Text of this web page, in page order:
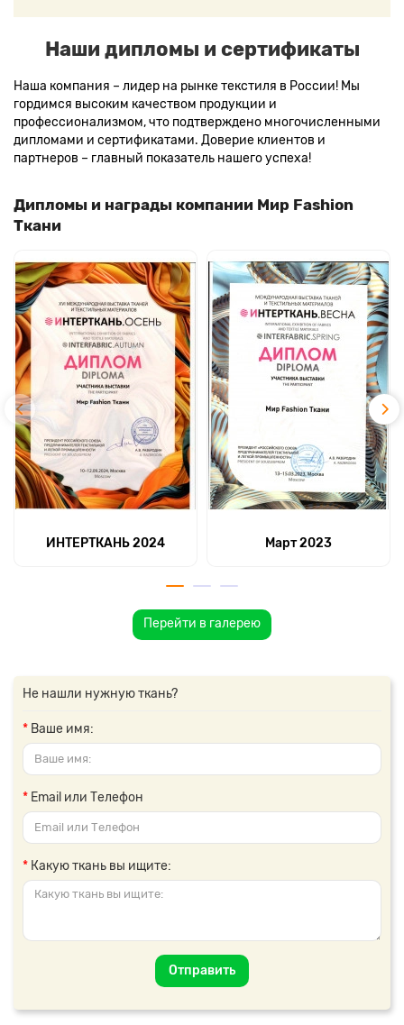
Наши дипломы и сертификаты
Наша компания – лидер на рынке текстиля в России! Мы
гордимся высоким качеством продукции и
профессионализмом, что подтверждено многочисленными
дипломами и сертификатами. Доверие клиентов и
партнеров – главный показатель нашего успеха!
Дипломы и награды компании Мир Fashion
Ткани
ИНТЕРТКАНЬ 2024 Март 2023
Перейти в галерею
Не нашли нужную ткань?
Ваше имя:
Email или Телефон
Какую ткань вы ищите:
Отправить